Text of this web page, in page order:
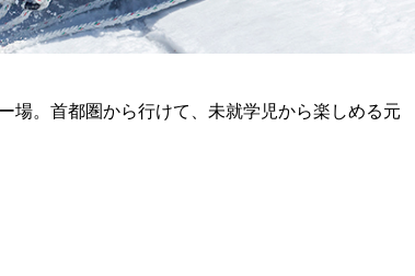
場。首都圏から行けて、未就学児から楽しめる元